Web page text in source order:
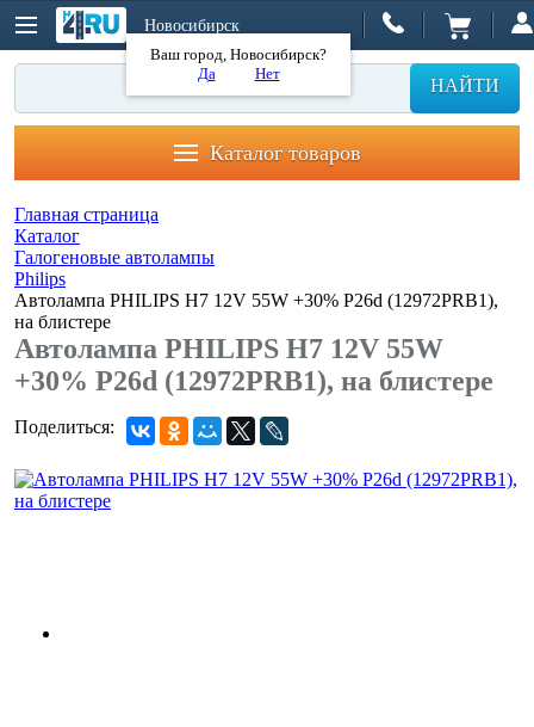
Новосибирск
Ваш город, Новосибирск?
Да
Нет
НАЙТИ
Каталог товаров
Главная страница
Каталог
Галогеновые автолампы
Philips
Автолампа PHILIPS H7 12V 55W +30% P26d (12972PRB1),
на блистере
Автолампа PHILIPS H7 12V 55W
+30% P26d (12972PRB1), на блистере
Поделиться: